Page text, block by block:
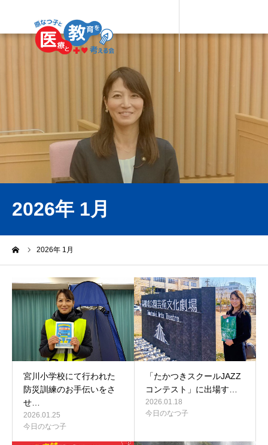
2026年 1月
2026年 1月
宮川小学校にて行われた
防災訓練のお手伝いをさ
せ…
2026.01.25
今日のなつ子
「たかつきスクールJAZZ
コンテスト」に出場す…
2026.01.18
今日のなつ子